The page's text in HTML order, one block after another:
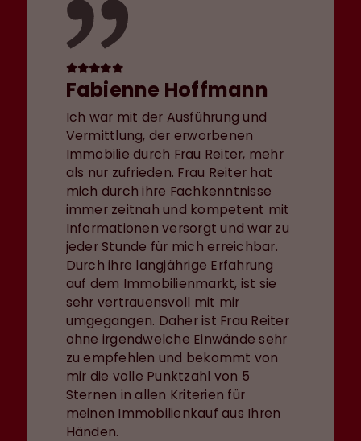
Fabienne Hoffmann
Ich war mit der Ausführung und
Vermittlung, der erworbenen
Immobilie durch Frau Reiter, mehr
als nur zufrieden. Frau Reiter hat
mich durch ihre Fachkenntnisse
immer zeitnah und kompetent mit
Informationen versorgt und war zu
jeder Stunde für mich erreichbar.
Durch ihre langjährige Erfahrung
auf dem Immobilienmarkt, ist sie
sehr vertrauensvoll mit mir
umgegangen. Daher ist Frau Reiter
ohne irgendwelche Einwände sehr
zu empfehlen und bekommt von
mir die volle Punktzahl von 5
Sternen in allen Kriterien für
meinen Immobilienkauf aus Ihren
Händen.